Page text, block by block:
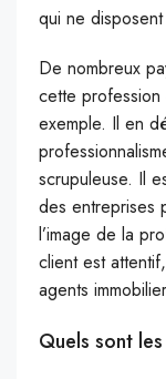
qui ne disposent
De nombreux
cette profession
exemple. Il en
scrupuleuse. Il
des entreprises
l’image de la
client est
agents
Quels sont